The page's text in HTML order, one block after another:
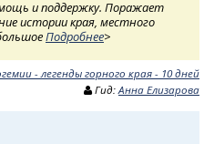
и поддержку. Поражает
истории края, местного
Подробнее>
- легенды горного края - 10 дней
Гид: Анна Елизарова